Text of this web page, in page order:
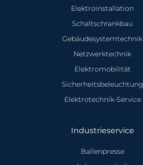
Elektroinstallation
Schaltschrankbau
Gebäudesystemtechnik
Netzwerktechnik
Elektromobilität
Sicherheitsbeleuchtung
Elektrotechnik-Service
Industrieservice
Ballenpresse